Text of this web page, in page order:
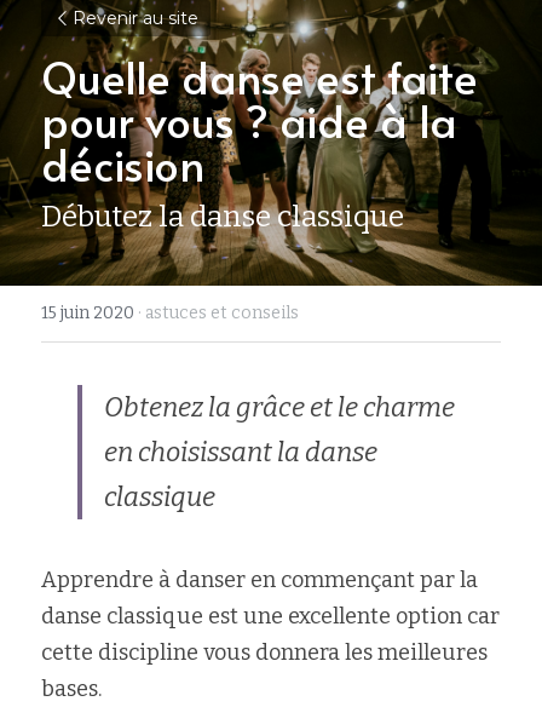
Revenir au site
Quelle danse est faite
pour vous ? aide à la
décision
Débutez la danse classique
15 juin 2020 · astuces et conseils
Obtenez la grâce et le charme
en choisissant la danse
classique
Apprendre à danser en commençant par la
danse classique est une excellente option car
cette discipline vous donnera les meilleures
bases.